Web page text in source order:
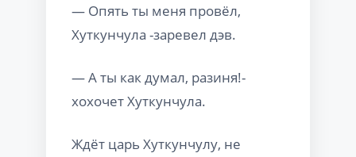
— Опять ты меня провёл,
Хуткунчула -заревел дэв.
— А ты как думал, разиня!-
хохочет Хуткунчула.
Ждёт царь Хуткунчулу, не